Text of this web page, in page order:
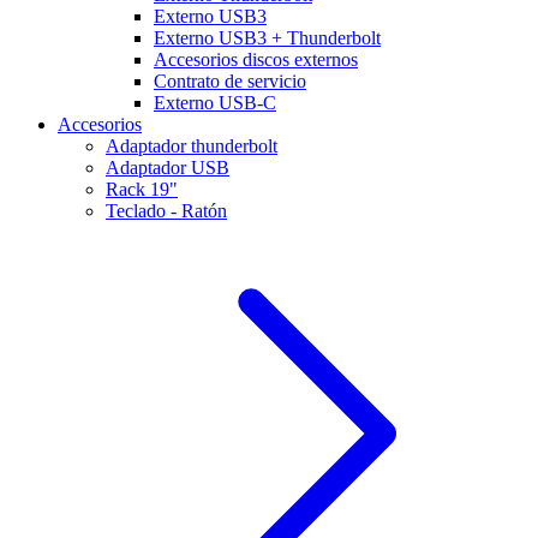
Externo USB3
Externo USB3 + Thunderbolt
Accesorios discos externos
Contrato de servicio
Externo USB-C
Accesorios
Adaptador thunderbolt
Adaptador USB
Rack 19"
Teclado - Ratón